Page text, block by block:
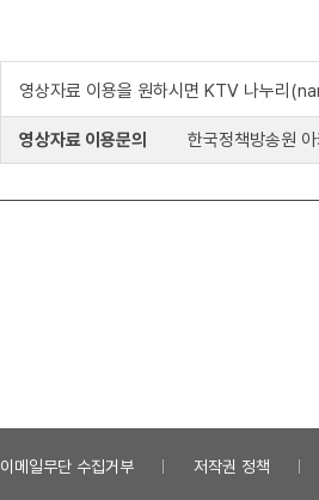
영상자료 이용을 원하시면 KTV 나누리
영상자료 이용문의 한국정책방송원
이메일무단 수집거부 저작권 정책